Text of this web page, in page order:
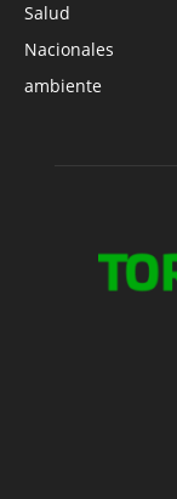
Salud
Nacionales
ambiente